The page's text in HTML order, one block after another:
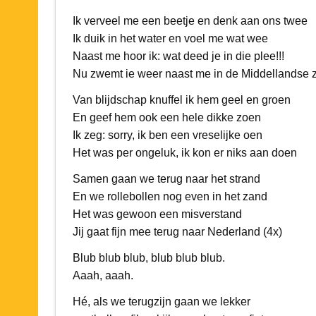
Ik verveel me een beetje en denk aan ons twee
Ik duik in het water en voel me wat wee
Naast me hoor ik: wat deed je in die plee!!!
Nu zwemt ie weer naast me in de Middellandse
Van blijdschap knuffel ik hem geel en groen
En geef hem ook een hele dikke zoen
Ik zeg: sorry, ik ben een vreselijke oen
Het was per ongeluk, ik kon er niks aan doen
Samen gaan we terug naar het strand
En we rollebollen nog even in het zand
Het was gewoon een misverstand
Jij gaat fijn mee terug naar Nederland (4x)
Blub blub blub, blub blub blub.
Aaah, aaah.
Hé, als we terugzijn gaan we lekker